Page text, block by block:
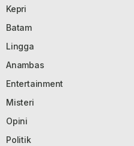
Kepri
Batam
Lingga
Anambas
Entertainment
Misteri
Opini
Politik